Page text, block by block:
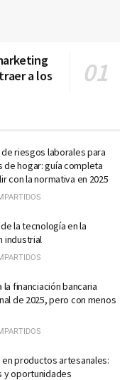
a los
de riesgos laborales para
de hogar: guía completa
con la normativa en 2025
la tecnología en la
industrial
la financiación bancaria
de 2025, pero con menos
en productos artesanales:
y oportunidades